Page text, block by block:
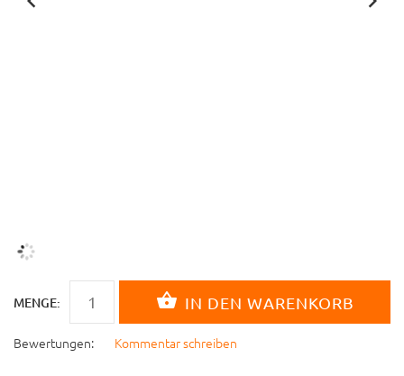
MENGE:
Bewertungen: Kommentar schreiben